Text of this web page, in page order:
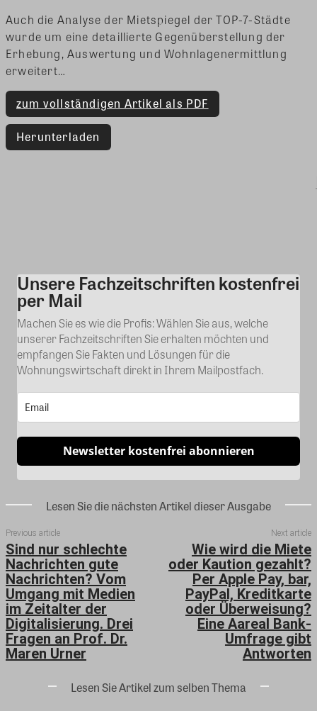
Auch die Analyse der Mietspiegel der TOP-7-Städte
wurde um eine detaillierte Gegenüberstellung der
Erhebung, Auswertung und Wohnlagenermittlung
erweitert…
zum vollständigen Artikel als PDF
Herunterladen
Kommentar
Unsere Fachzeitschriften kostenfrei
per Mail
Machen Sie es wie die Profis: Wählen Sie aus, welche
unserer Fachzeitschriften Sie erhalten möchten und
empfangen Sie Fakten und Lösungen für die
Wohnungswirtschaft direkt in Ihrem Mailpostfach.
Newsletter kostenfrei abonnieren
Lesen Sie die nächsten Artikel dieser Ausgabe
Previous article
Sind nur schlechte
Nachrichten gute
Nachrichten? Vom
Umgang mit Medien
im Zeitalter der
Digitalisierung. Drei
Fragen an Prof. Dr.
Maren Urner
Next article
Wie wird die Miete
oder Kaution gezahlt?
Per Apple Pay, bar,
PayPal, Kreditkarte
oder Überweisung?
Eine Aareal Bank-
Umfrage gibt
Antworten
Lesen Sie Artikel zum selben Thema